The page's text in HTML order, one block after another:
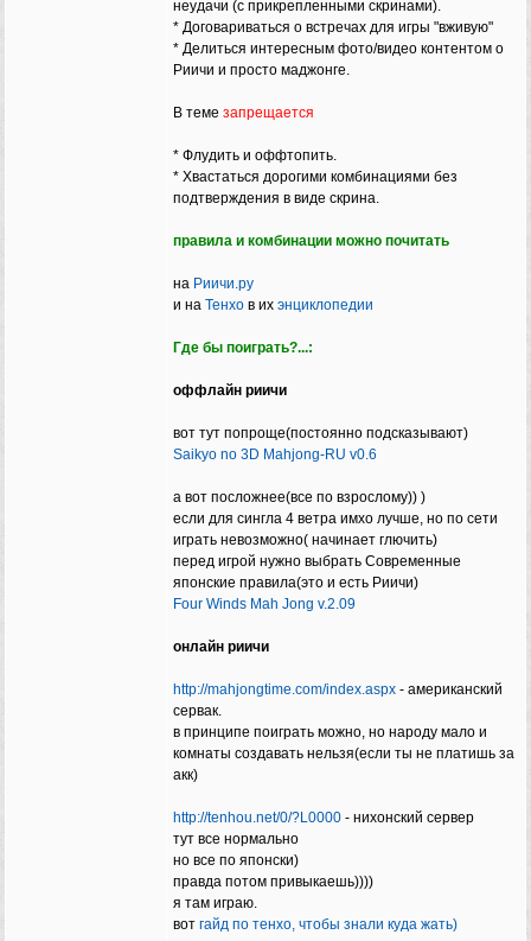
неудачи (с прикрепленными скринами).
* Договариваться о встречах для игры "вживую"
* Делиться интересным фото/видео контентом о
Риичи и просто маджонге.
В теме запрещается
* Флудить и оффтопить.
* Хвастаться дорогими комбинациями без
подтверждения в виде скрина.
правила и комбинации можно почитать
на Риичи.ру
и на Тенхо в их энциклопедии
Где бы поиграть?...:
оффлайн риичи
вот тут попроще(постоянно подсказывают)
Saikyo no 3D Mahjong-RU v0.6
а вот посложнее(все по взрослому)) )
если для сингла 4 ветра имхо лучше, но по сети
играть невозможно( начинает глючить)
перед игрой нужно выбрать Современные
японские правила(это и есть Риичи)
Four Winds Mah Jong v.2.09
онлайн риичи
http://mahjongtime.com/index.aspx - американский
сервак.
в принципе поиграть можно, но народу мало и
комнаты создавать нельзя(если ты не платишь за
акк)
http://tenhou.net/0/?L0000 - нихонский сервер
тут все нормально
но все по японски)
правда потом привыкаешь))))
я там играю.
вот гайд по тенхо, чтобы знали куда жать)